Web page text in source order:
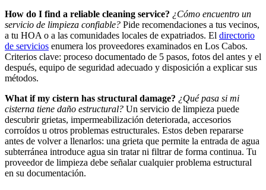
How do I find a reliable cleaning service? ¿Cómo encuentro un
servicio de limpieza confiable? Pide recomendaciones a tus vecinos,
a tu HOA o a las comunidades locales de expatriados. El directorio
de servicios enumera los proveedores examinados en Los Cabos.
Criterios clave: proceso documentado de 5 pasos, fotos del antes y el
después, equipo de seguridad adecuado y disposición a explicar sus
métodos.
What if my cistern has structural damage? ¿Qué pasa si mi
cisterna tiene daño estructural? Un servicio de limpieza puede
descubrir grietas, impermeabilización deteriorada, accesorios
corroídos u otros problemas estructurales. Estos deben repararse
antes de volver a llenarlos: una grieta que permite la entrada de agua
subterránea introduce agua sin tratar ni filtrar de forma continua. Tu
proveedor de limpieza debe señalar cualquier problema estructural
en su documentación.